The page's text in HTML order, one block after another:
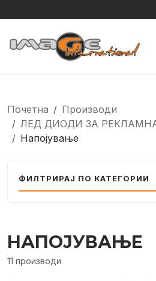
Почетна
Производи
ЛЕД ДИОДИ ЗА
Напојување
ФИЛТРИРАЈ ПО КАТЕГОРИИ
НАПОЈУВАЊЕ
11 производи